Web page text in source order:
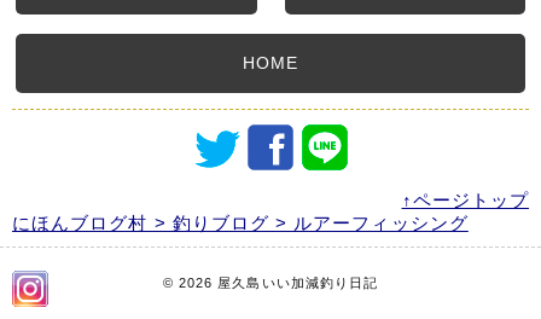
HOME
↑ページトップ
にほんブログ村 > 釣りブログ > ルアーフィッシング
© 2026 屋久島いい加減釣り日記